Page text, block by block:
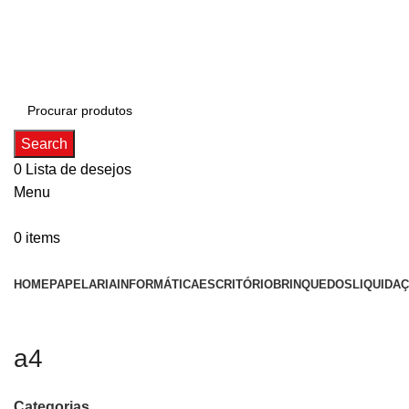
Search
0 Lista de desejos
Menu
0 items
HOMEPAPELARIA INFORMÁTICAESCRITÓRIOBRINQUEDOS
a4